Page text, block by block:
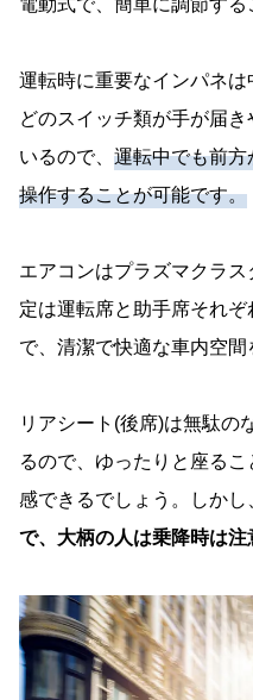
運転時に重要なインパネ
どのスイッチ類が手が届
いるので、 運転中でも前
操作することが可能です。
エアコンはプラズマクラ
定は運転席と助手席それ
で、清潔で快適な車内空間
リアシート(後席)は無駄の
るので、ゆったりと座る
感できるでしょう。しかし
で、大柄の人は乗降時は注